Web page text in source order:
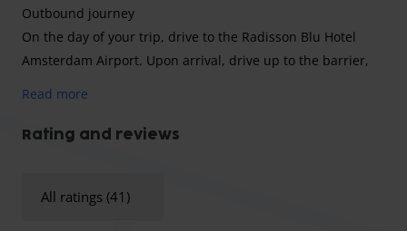
Outbound journey
On the day of your trip, drive to the Radisson Blu Hotel
Amsterdam Airport. Upon arrival, drive up to the barrier,
ground floor.
shuttle bus.Please note:
Read more
Rating and reviews
All ratings (41)